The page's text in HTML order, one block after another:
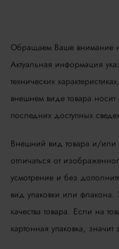
Обращаем Ваше внимание
Актуальная информация
технических
внешнем виде товара
последних доступных
Внешний вид товара и/или
отличаться от
усмотрение и без
вид упаковки или флакона.
качества товара. Если на
картонная упаковка,